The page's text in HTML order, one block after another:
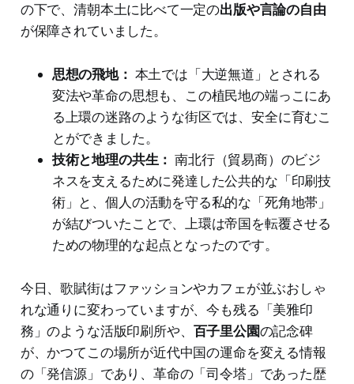
の下で、清朝本土に比べて一定の出版や言論の自由
が保障されていました。
思想の飛地： 本土では「大逆無道」とされる
変法や革命の思想も、この植民地の端っこにあ
る上環の迷路のような街区では、安全に育むこ
とができました。
技術と地理の共生： 南北行（貿易商）のビジ
ネスを支えるために発達した公共的な「印刷技
術」と、個人の活動を守る私的な「死角地帯」
が結びついたことで、上環は帝国を転覆させる
ための物理的な起点となったのです。
今日、歌賦街はファッションやカフェが並ぶおしゃ
れな通りに変わっていますが、今も残る「美雅印
務」のような活版印刷所や、 百子里公園の記念碑
が、かつてこの場所が近代中国の運命を変える情報
の「発信源」であり、革命の「司令塔」であった歴